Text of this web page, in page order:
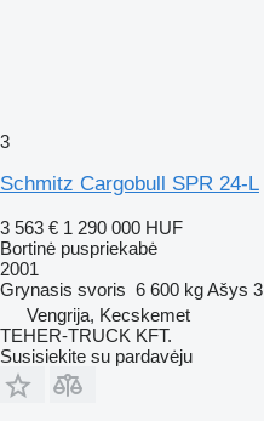
3
Schmitz Cargobull SPR 24-L
3 563 € 1 290 000 HUF
Bortinė puspriekabė
2001
Grynasis svoris 6 600 kgAšys 3
Vengrija, Kecskemet
TEHER-TRUCK KFT.
Susisiekite su pardavėju